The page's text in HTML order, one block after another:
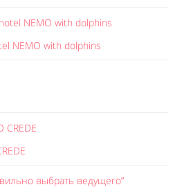
NEMO with dolphins